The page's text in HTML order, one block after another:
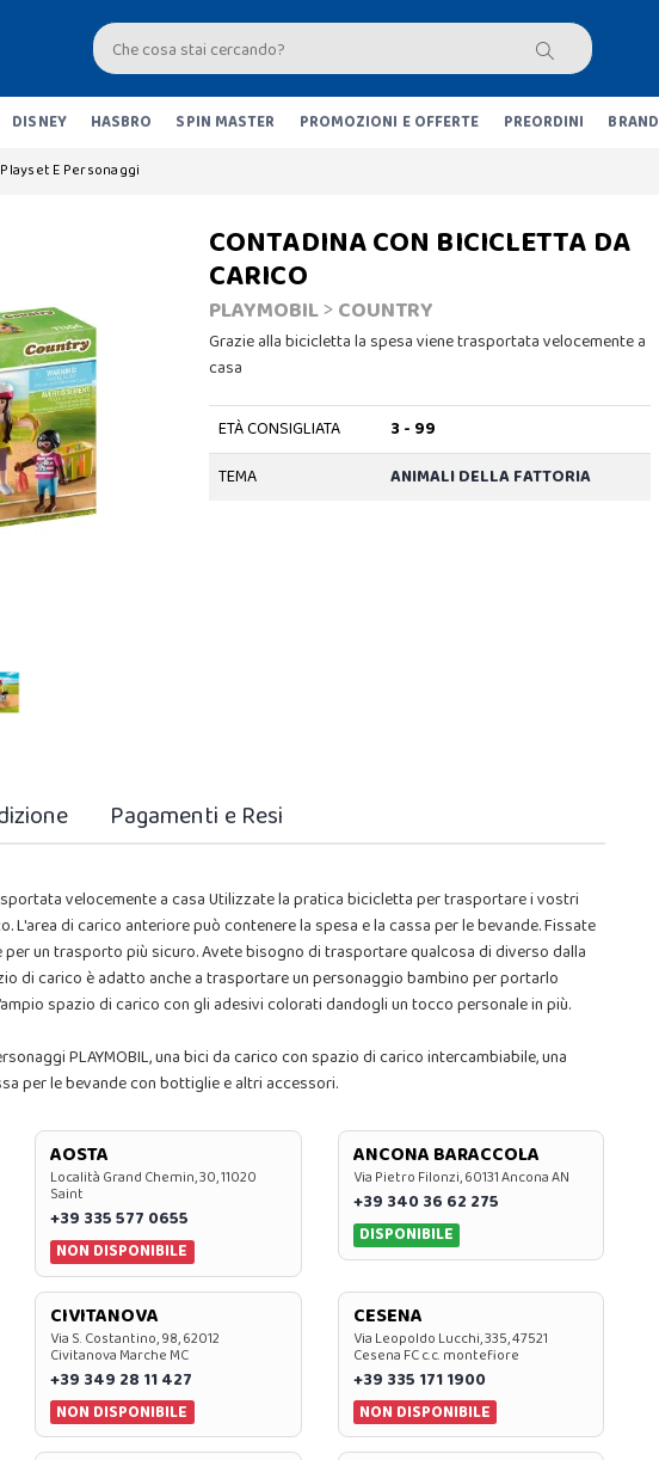
DISNEY HASBRO SPIN MASTER PROMOZIONI E OFFERTE PREORDINI BRAND
Playset E Personaggi
CONTADINA CON BICICLETTA DA
CARICO
PLAYMOBIL> COUNTRY
Grazie alla bicicletta la spesa viene trasportata velocemente a
casa
ETÀ CONSIGLIATA
3 - 99
TEMA
ANIMALI DELLA FATTORIA
Pagamenti e Resi
velocemente a casa Utilizzate la pratica bicicletta per trasportare i vostri
L'area di carico anteriore può contenere la spesa e la cassa per le bevande. Fissate
un trasporto più sicuro. Avete bisogno di trasportare qualcosa di diverso dalla
di carico è adatto anche a trasportare un personaggio bambino per portarlo
spazio di carico con gli adesivi colorati dandogli un tocco personale in più.
PLAYMOBIL, una bici da carico con spazio di carico intercambiabile, una
per le bevande con bottiglie e altri accessori.
AOSTA
Località Grand Chemin, 30, 11020
Saint
+39 335 577 0655
NON DISPONIBILE
ANCONA BARACCOLA
Via Pietro Filonzi, 60131 Ancona AN
+39 340 36 62 275
DISPONIBILE
CIVITANOVA
Via S. Costantino, 98, 62012
Civitanova Marche MC
+39 349 28 11 427
NON DISPONIBILE
CESENA
Via Leopoldo Lucchi, 335, 47521
Cesena FC c.c. montefiore
+39 335 171 1900
NON DISPONIBILE